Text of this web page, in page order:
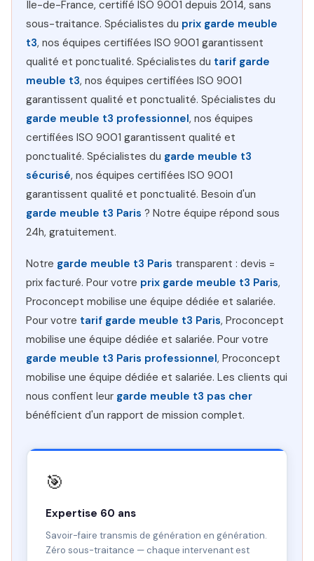
Île-de-France, certifié ISO 9001 depuis 2014, sans
sous-traitance. Spécialistes du prix garde meuble
t3, nos équipes certifiées ISO 9001 garantissent
qualité et ponctualité. Spécialistes du tarif garde
meuble t3, nos équipes certifiées ISO 9001
garantissent qualité et ponctualité. Spécialistes du
garde meuble t3 professionnel, nos équipes
certifiées ISO 9001 garantissent qualité et
ponctualité. Spécialistes du garde meuble t3
sécurisé, nos équipes certifiées ISO 9001
garantissent qualité et ponctualité. Besoin d'un
garde meuble t3 Paris ? Notre équipe répond sous
24h, gratuitement.
Notre garde meuble t3 Paris transparent : devis =
prix facturé. Pour votre prix garde meuble t3 Paris,
Proconcept mobilise une équipe dédiée et salariée.
Pour votre tarif garde meuble t3 Paris, Proconcept
mobilise une équipe dédiée et salariée. Pour votre
garde meuble t3 Paris professionnel, Proconcept
mobilise une équipe dédiée et salariée. Les clients qui
nous confient leur garde meuble t3 pas cher
bénéficient d'un rapport de mission complet.
🎯
Expertise 60 ans
Savoir-faire transmis de génération en génération.
Zéro sous-traitance — chaque intervenant est